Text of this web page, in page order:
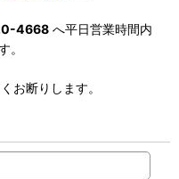
4668 へ平日営業時間内
。
お断りします。